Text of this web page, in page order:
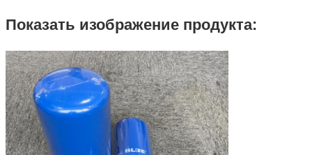
Показать изображение продукта: